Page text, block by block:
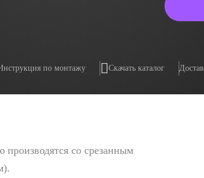
по монтажу Скачать каталог
со срезанным